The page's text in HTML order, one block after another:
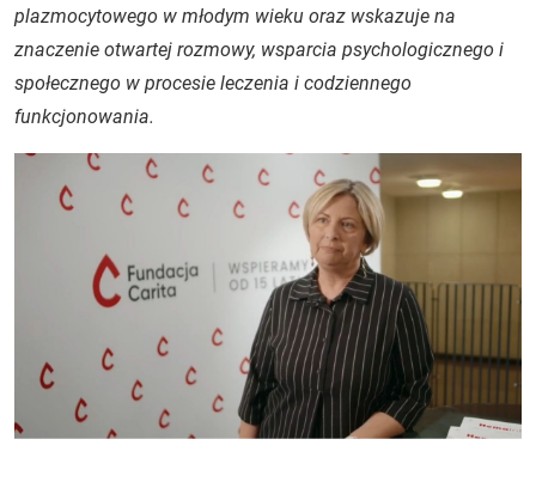
plazmocytowego w młodym wieku oraz wskazuje na
znaczenie otwartej rozmowy, wsparcia psychologicznego i
społecznego w procesie leczenia i codziennego
funkcjonowania.